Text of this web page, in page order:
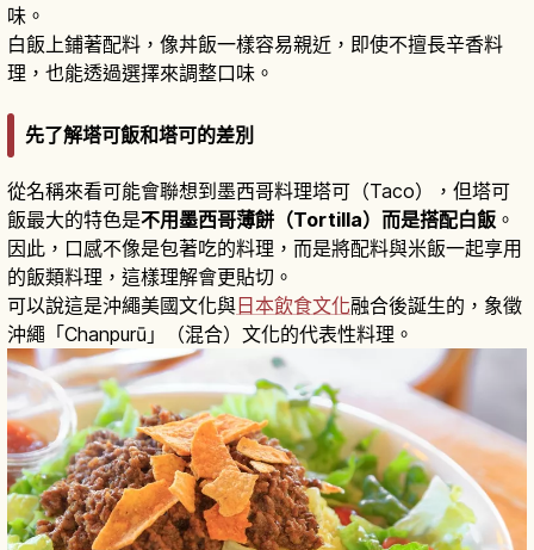
味。
白飯上鋪著配料，像丼飯一樣容易親近，即使不擅長辛香料
理，也能透過選擇來調整口味。
先了解塔可飯和塔可的差別
從名稱來看可能會聯想到墨西哥料理塔可（Taco），但塔可
飯最大的特色是不用墨西哥薄餅（Tortilla）而是搭配白飯 。
因此，口感不像是包著吃的料理，而是將配料與米飯一起享用
的飯類料理，這樣理解會更貼切。
可以說這是沖繩美國文化與 日本飲食文化融合後誕生的，象徵
沖繩「Chanpurū」（混合）文化的代表性料理。